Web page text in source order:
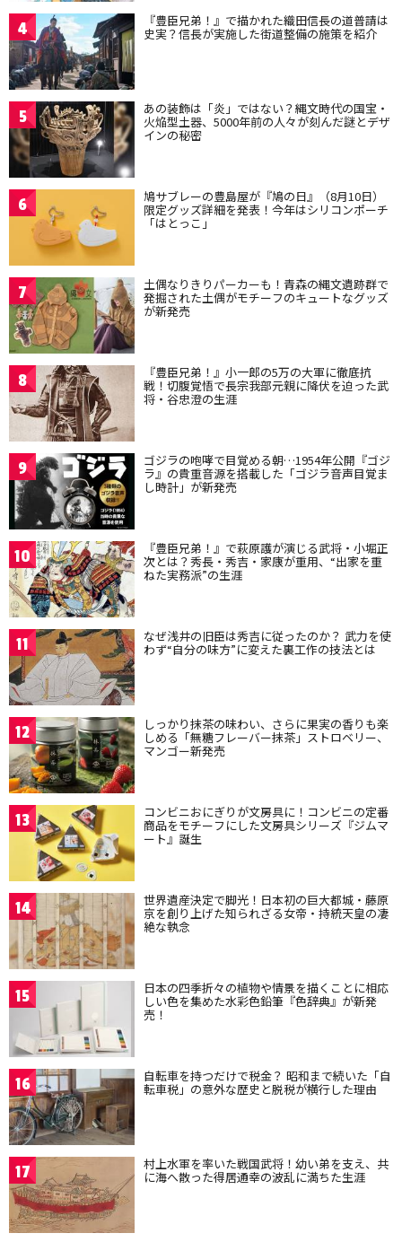
4 『豊臣兄弟！』で描かれた織田信長の道普請は
史実？信長が実施した街道整備の施策を紹介
5 あの装飾は「炎」ではない？縄文時代の国宝・
火焔型土器、5000年前の人々が刻んだ謎とデザ
インの秘密
6 鳩サブレーの豊島屋が『鳩の日』（8月10日）
限定グッズ詳細を発表！今年はシリコンポーチ
「はとっこ」
7 土偶なりきりパーカーも！青森の縄文遺跡群で
発掘された土偶がモチーフのキュートなグッズ
が新発売
8 『豊臣兄弟！』小一郎の5万の大軍に徹底抗
戦！切腹覚悟で長宗我部元親に降伏を迫った武
将・谷忠澄の生涯
9 ゴジラの咆哮で目覚める朝…1954年公開『ゴジ
ラ』の貴重音源を搭載した「ゴジラ音声目覚ま
し時計」が新発売
10 『豊臣兄弟！』で萩原護が演じる武将・小堀正
次とは？秀長・秀吉・家康が重用、“出家を重
ねた実務派”の生涯
11 なぜ浅井の旧臣は秀吉に従ったのか？ 武力を使
わず“自分の味方”に変えた裏工作の技法とは
12 しっかり抹茶の味わい、さらに果実の香りも楽
しめる「無糖フレーバー抹茶」ストロベリー、
マンゴー新発売
13 コンビニおにぎりが文房具に！コンビニの定番
商品をモチーフにした文房具シリーズ『ジムマ
ート』誕生
14 世界遺産決定で脚光！日本初の巨大都城・藤原
京を創り上げた知られざる女帝・持統天皇の凄
絶な執念
15 日本の四季折々の植物や情景を描くことに相応
しい色を集めた水彩色鉛筆『色辞典』が新発
売！
16 自転車を持つだけで税金？ 昭和まで続いた「自
転車税」の意外な歴史と脱税が横行した理由
17 村上水軍を率いた戦国武将！幼い弟を支え、共
に海へ散った得居通幸の波乱に満ちた生涯